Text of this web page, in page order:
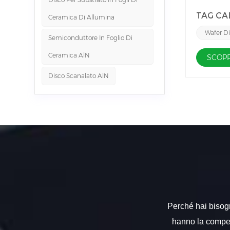
TAG
Wafer
Ceramica Di Allumina
Semiconduttore In Foglio Di
Ceramica AlN
Disco Scanalato AlN
Perché hai
hanno la